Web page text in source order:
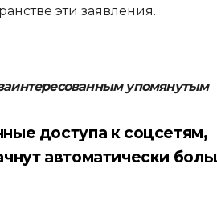
эти заявления.
упомянутым
доступа к соцсетям,
автоматически